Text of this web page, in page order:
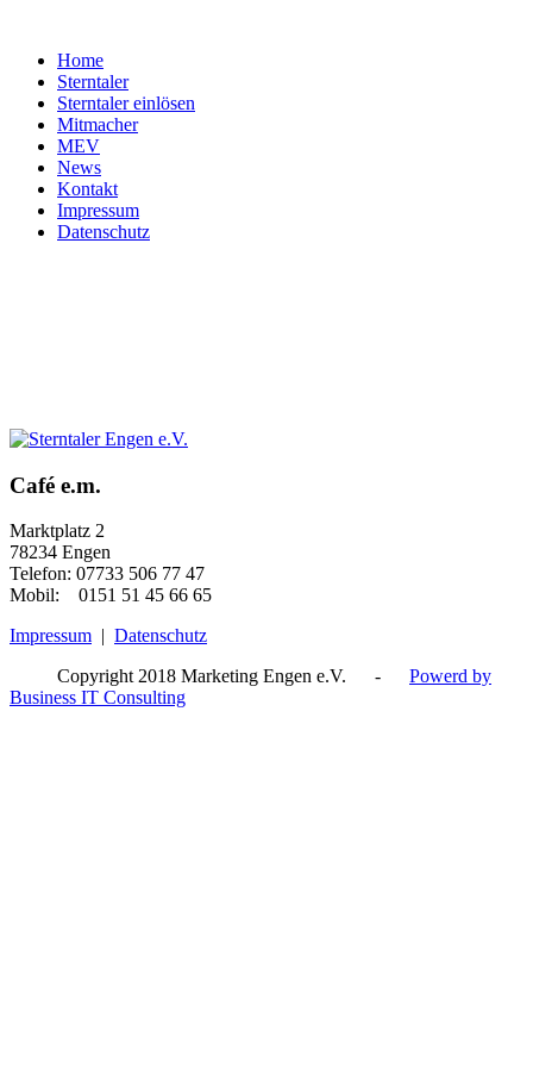
Home
Sterntaler
Sterntaler einlösen
Mitmacher
MEV
News
Kontakt
Impressum
Datenschutz
Café e.m.
Marktplatz 2
78234 Engen
Telefon: 07733 506 77 47
Mobil: 0151 51 45 66 65
Impressum | Datenschutz
Copyright 2018 Marketing Engen e.V. - Powerd by
Business IT Consulting